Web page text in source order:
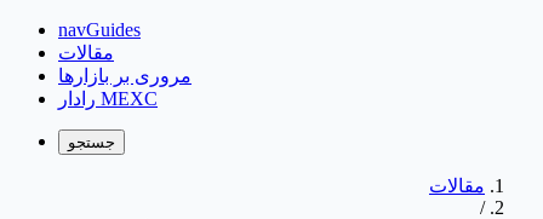
navGuides
مقالات
مروری بر بازارها
رادار MEXC
جستجو
مقالات
/